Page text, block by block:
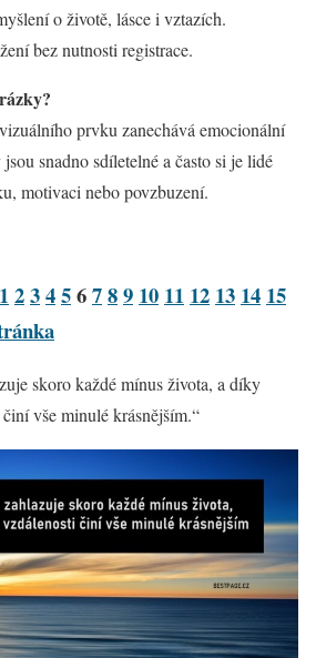
o životě, lásce i vztazích.
bez nutnosti registrace.
prvku zanechává emocionální
snadno sdíletelné a často si je lidé
motivaci nebo povzbuzení.
123456789 10 11 12 13 14 15
skoro každé mínus života, a díky
vše minulé krásnějším.“